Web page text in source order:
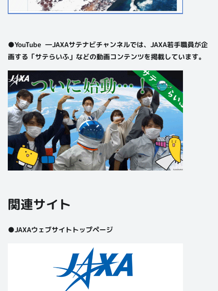
●YouTube ―JAXAサテナビチャンネルでは、JAXA若手職員が企
画する「サテらいふ」などの動画コンテンツを掲載しています。
関連サイト
●JAXAウェブサイトトップページ